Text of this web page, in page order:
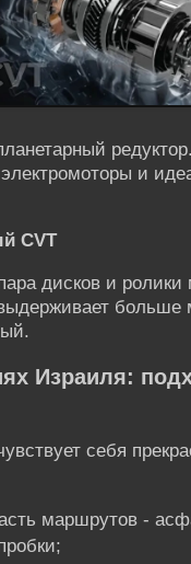
и
CVT
дисков и
больше
Израиля:
себя
маршрутов -